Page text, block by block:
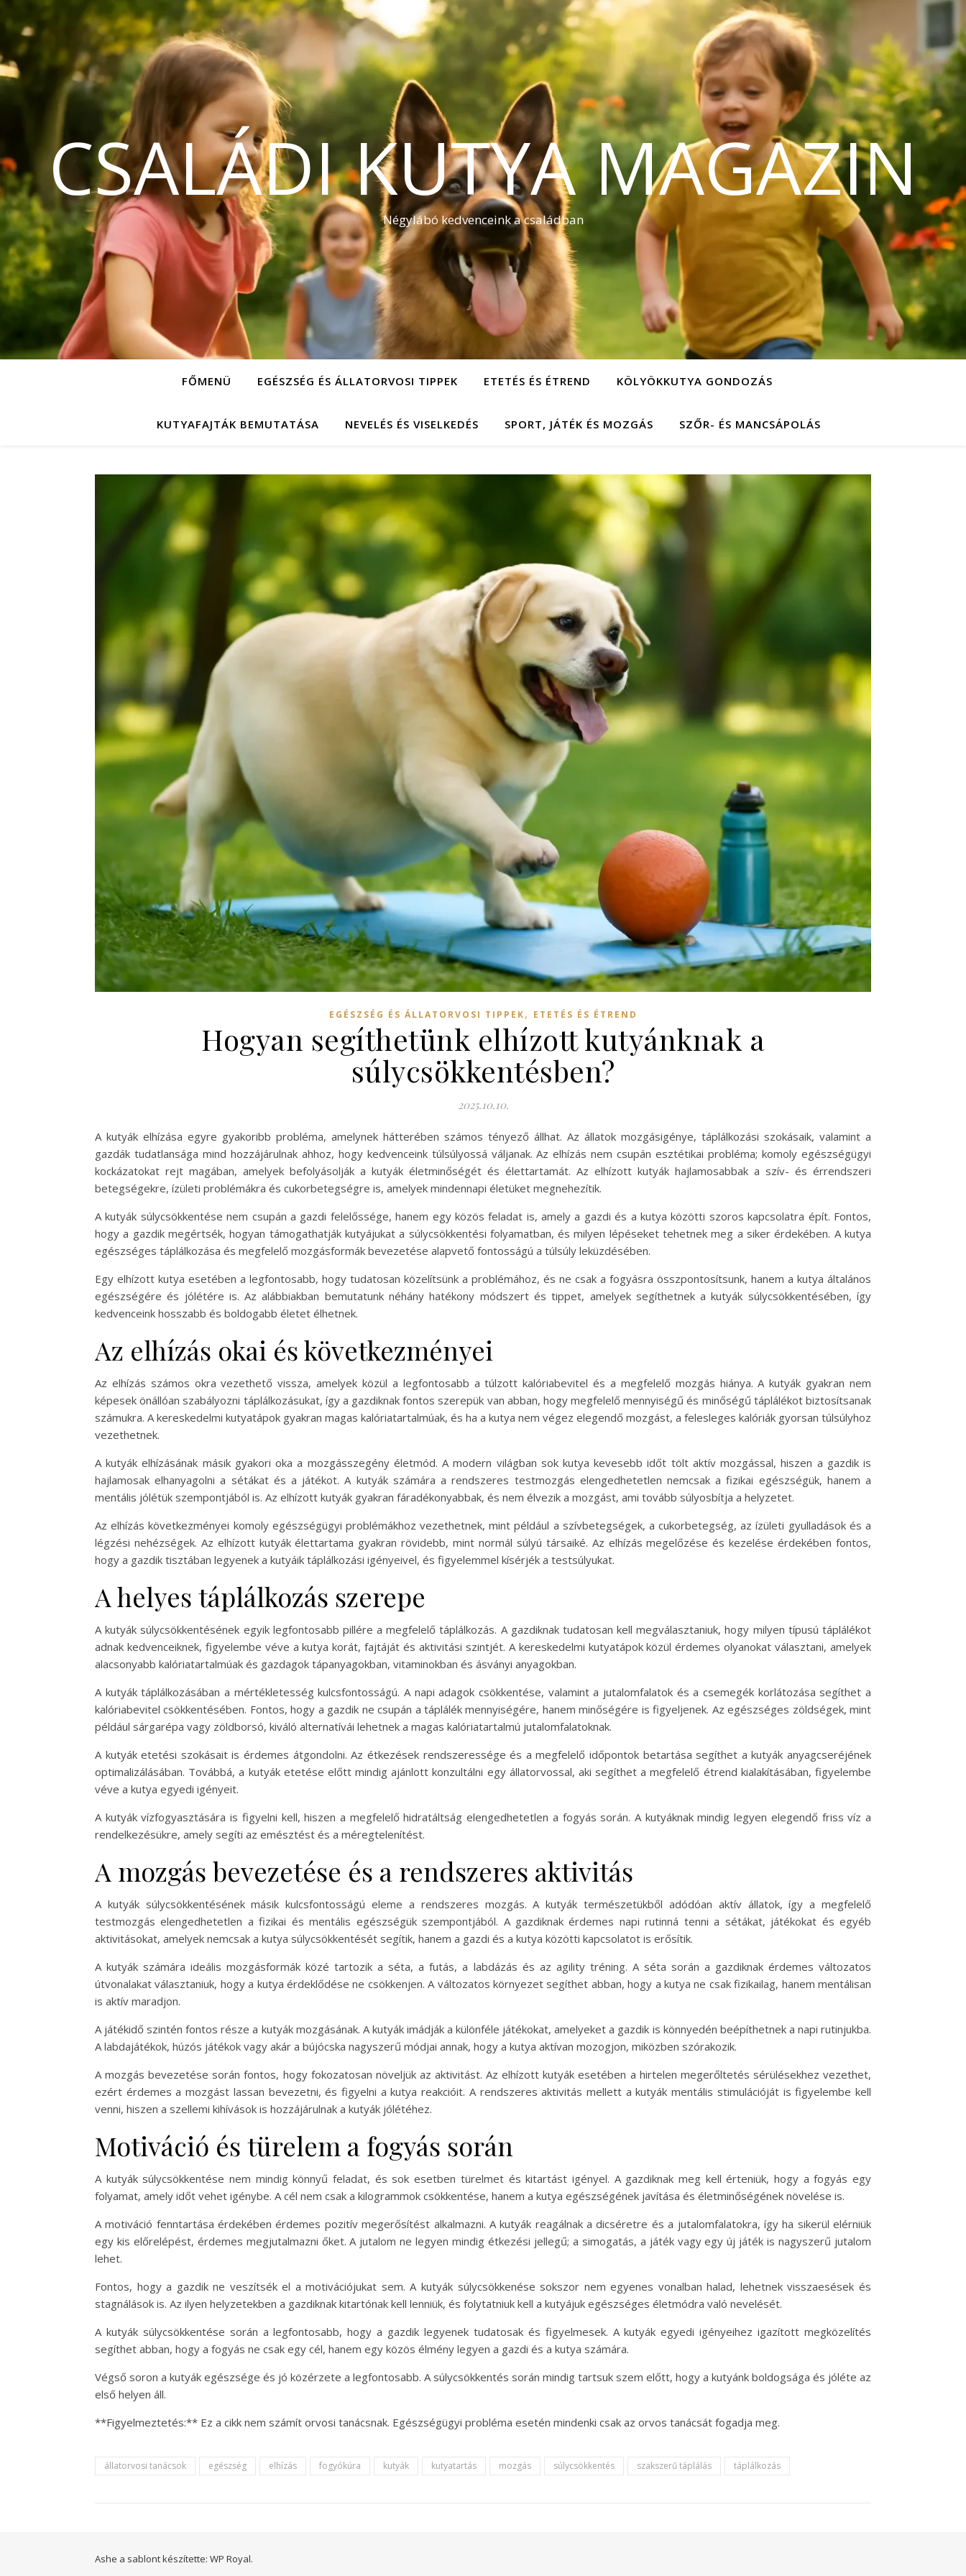
CSALÁDI KUTYA MAGAZIN
Négylábó kedvenceink a családban
FŐMENÜ EGÉSZSÉG ÉS ÁLLATORVOSI TIPPEK ETETÉS ÉS ÉTREND KÖLYÖKKUTYA GONDOZÁS
KUTYAFAJTÁK BEMUTATÁSA NEVELÉS ÉS VISELKEDÉS SPORT, JÁTÉK ÉS MOZGÁS SZŐR- ÉS MANCSÁPOLÁS
EGÉSZSÉG ÉS ÁLLATORVOSI TIPPEK, ETETÉS ÉS ÉTREND
Hogyan segíthetünk elhízott kutyánknak a
súlycsökkentésben?
2025.10.10.
A kutyák elhízása egyre gyakoribb probléma, amelynek hátterében számos tényező állhat. Az állatok mozgásigénye, táplálkozási szokásaik, valamint a
gazdák tudatlansága mind hozzájárulnak ahhoz, hogy kedvenceink túlsúlyossá váljanak. Az elhízás nem csupán esztétikai probléma; komoly egészségügyi
kockázatokat rejt magában, amelyek befolyásolják a kutyák életminőségét és élettartamát. Az elhízott kutyák hajlamosabbak a szív- és érrendszeri
betegségekre, ízületi problémákra és cukorbetegségre is, amelyek mindennapi életüket megnehezítik.
A kutyák súlycsökkentése nem csupán a gazdi felelőssége, hanem egy közös feladat is, amely a gazdi és a kutya közötti szoros kapcsolatra épít. Fontos,
hogy a gazdik megértsék, hogyan támogathatják kutyájukat a súlycsökkentési folyamatban, és milyen lépéseket tehetnek meg a siker érdekében. A kutya
egészséges táplálkozása és megfelelő mozgásformák bevezetése alapvető fontosságú a túlsúly leküzdésében.
Egy elhízott kutya esetében a legfontosabb, hogy tudatosan közelítsünk a problémához, és ne csak a fogyásra összpontosítsunk, hanem a kutya általános
egészségére és jólétére is. Az alábbiakban bemutatunk néhány hatékony módszert és tippet, amelyek segíthetnek a kutyák súlycsökkentésében, így
kedvenceink hosszabb és boldogabb életet élhetnek.
Az elhízás okai és következményei
Az elhízás számos okra vezethető vissza, amelyek közül a legfontosabb a túlzott kalóriabevitel és a megfelelő mozgás hiánya. A kutyák gyakran nem
képesek önállóan szabályozni táplálkozásukat, így a gazdiknak fontos szerepük van abban, hogy megfelelő mennyiségű és minőségű táplálékot biztosítsanak
számukra. A kereskedelmi kutyatápok gyakran magas kalóriatartalmúak, és ha a kutya nem végez elegendő mozgást, a felesleges kalóriák gyorsan túlsúlyhoz
vezethetnek.
A kutyák elhízásának másik gyakori oka a mozgásszegény életmód. A modern világban sok kutya kevesebb időt tölt aktív mozgással, hiszen a gazdik is
hajlamosak elhanyagolni a sétákat és a játékot. A kutyák számára a rendszeres testmozgás elengedhetetlen nemcsak a fizikai egészségük, hanem a
mentális jólétük szempontjából is. Az elhízott kutyák gyakran fáradékonyabbak, és nem élvezik a mozgást, ami tovább súlyosbítja a helyzetet.
Az elhízás következményei komoly egészségügyi problémákhoz vezethetnek, mint például a szívbetegségek, a cukorbetegség, az ízületi gyulladások és a
légzési nehézségek. Az elhízott kutyák élettartama gyakran rövidebb, mint normál súlyú társaiké. Az elhízás megelőzése és kezelése érdekében fontos,
hogy a gazdik tisztában legyenek a kutyáik táplálkozási igényeivel, és figyelemmel kísérjék a testsúlyukat.
A helyes táplálkozás szerepe
A kutyák súlycsökkentésének egyik legfontosabb pillére a megfelelő táplálkozás. A gazdiknak tudatosan kell megválasztaniuk, hogy milyen típusú táplálékot
adnak kedvenceiknek, figyelembe véve a kutya korát, fajtáját és aktivitási szintjét. A kereskedelmi kutyatápok közül érdemes olyanokat választani, amelyek
alacsonyabb kalóriatartalmúak és gazdagok tápanyagokban, vitaminokban és ásványi anyagokban.
A kutyák táplálkozásában a mértékletesség kulcsfontosságú. A napi adagok csökkentése, valamint a jutalomfalatok és a csemegék korlátozása segíthet a
kalóriabevitel csökkentésében. Fontos, hogy a gazdik ne csupán a táplálék mennyiségére, hanem minőségére is figyeljenek. Az egészséges zöldségek, mint
például sárgarépa vagy zöldborsó, kiváló alternatívái lehetnek a magas kalóriatartalmú jutalomfalatoknak.
A kutyák etetési szokásait is érdemes átgondolni. Az étkezések rendszeressége és a megfelelő időpontok betartása segíthet a kutyák anyagcseréjének
optimalizálásában. Továbbá, a kutyák etetése előtt mindig ajánlott konzultálni egy állatorvossal, aki segíthet a megfelelő étrend kialakításában, figyelembe
véve a kutya egyedi igényeit.
A kutyák vízfogyasztására is figyelni kell, hiszen a megfelelő hidratáltság elengedhetetlen a fogyás során. A kutyáknak mindig legyen elegendő friss víz a
rendelkezésükre, amely segíti az emésztést és a méregtelenítést.
A mozgás bevezetése és a rendszeres aktivitás
A kutyák súlycsökkentésének másik kulcsfontosságú eleme a rendszeres mozgás. A kutyák természetükből adódóan aktív állatok, így a megfelelő
testmozgás elengedhetetlen a fizikai és mentális egészségük szempontjából. A gazdiknak érdemes napi rutinná tenni a sétákat, játékokat és egyéb
aktivitásokat, amelyek nemcsak a kutya súlycsökkentését segítik, hanem a gazdi és a kutya közötti kapcsolatot is erősítik.
A kutyák számára ideális mozgásformák közé tartozik a séta, a futás, a labdázás és az agility tréning. A séta során a gazdiknak érdemes változatos
útvonalakat választaniuk, hogy a kutya érdeklődése ne csökkenjen. A változatos környezet segíthet abban, hogy a kutya ne csak fizikailag, hanem mentálisan
is aktív maradjon.
A játékidő szintén fontos része a kutyák mozgásának. A kutyák imádják a különféle játékokat, amelyeket a gazdik is könnyedén beépíthetnek a napi rutinjukba.
A labdajátékok, húzós játékok vagy akár a bújócska nagyszerű módjai annak, hogy a kutya aktívan mozogjon, miközben szórakozik.
A mozgás bevezetése során fontos, hogy fokozatosan növeljük az aktivitást. Az elhízott kutyák esetében a hirtelen megerőltetés sérülésekhez vezethet,
ezért érdemes a mozgást lassan bevezetni, és figyelni a kutya reakcióit. A rendszeres aktivitás mellett a kutyák mentális stimulációját is figyelembe kell
venni, hiszen a szellemi kihívások is hozzájárulnak a kutyák jólétéhez.
Motiváció és türelem a fogyás során
A kutyák súlycsökkentése nem mindig könnyű feladat, és sok esetben türelmet és kitartást igényel. A gazdiknak meg kell érteniük, hogy a fogyás egy
folyamat, amely időt vehet igénybe. A cél nem csak a kilogrammok csökkentése, hanem a kutya egészségének javítása és életminőségének növelése is.
A motiváció fenntartása érdekében érdemes pozitív megerősítést alkalmazni. A kutyák reagálnak a dicséretre és a jutalomfalatokra, így ha sikerül elérniük
egy kis előrelépést, érdemes megjutalmazni őket. A jutalom ne legyen mindig étkezési jellegű; a simogatás, a játék vagy egy új játék is nagyszerű jutalom
lehet.
Fontos, hogy a gazdik ne veszítsék el a motivációjukat sem. A kutyák súlycsökkenése sokszor nem egyenes vonalban halad, lehetnek visszaesések és
stagnálások is. Az ilyen helyzetekben a gazdiknak kitartónak kell lenniük, és folytatniuk kell a kutyájuk egészséges életmódra való nevelését.
A kutyák súlycsökkentése során a legfontosabb, hogy a gazdik legyenek tudatosak és figyelmesek. A kutyák egyedi igényeihez igazított megközelítés
segíthet abban, hogy a fogyás ne csak egy cél, hanem egy közös élmény legyen a gazdi és a kutya számára.
Végső soron a kutyák egészsége és jó közérzete a legfontosabb. A súlycsökkentés során mindig tartsuk szem előtt, hogy a kutyánk boldogsága és jóléte az
első helyen áll.
**Figyelmeztetés:** Ez a cikk nem számít orvosi tanácsnak. Egészségügyi probléma esetén mindenki csak az orvos tanácsát fogadja meg.
állatorvosi tanácsok egészség elhízás fogyókúra kutyák kutyatartás mozgás súlycsökkentés szakszerű táplálás táplálkozás
Ashe a sablont készítette: WP Royal.